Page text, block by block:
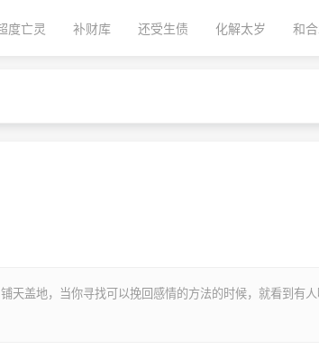
度亡灵 补财库 还受生债 化解太岁 和
天盖地，当你寻找可以挽回感情的方法的时候，就看到有